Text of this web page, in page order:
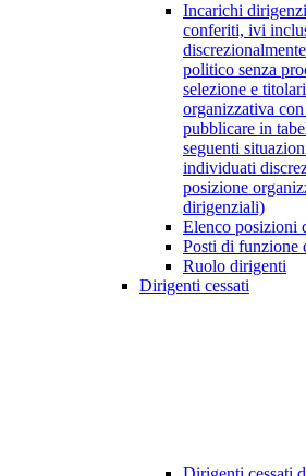
Incarichi
conferiti, ivi
politico senza
selezione e
organizzativa
pubblicare in
seguenti
individuati
posizione
dirigenziali)
Elenco posizioni
Posti di funzione
Ruolo dirigenti
Dirigenti cessati